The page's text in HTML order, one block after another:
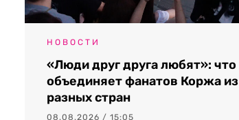
НОВОСТИ
«Люди друг друга любят»: что
объединяет фанатов Коржа из
разных стран
08.08.2026 / 15:05